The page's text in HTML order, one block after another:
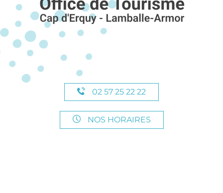
02 57 25 22 22
NOS HORAIRES